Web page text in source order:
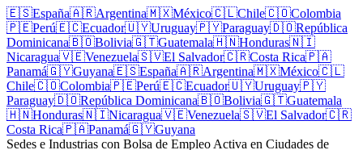
🇪🇸España🇦🇷Argentina🇲🇽México🇨🇱Chile🇨🇴Colombia
🇵🇪Perú🇪🇨Ecuador🇺🇾Uruguay🇵🇾Paraguay🇩🇴República
Dominicana🇧🇴Bolivia🇬🇹Guatemala🇭🇳Honduras🇳🇮
Nicaragua🇻🇪Venezuela🇸🇻El Salvador🇨🇷Costa Rica🇵🇦
Panamá🇬🇾Guyana🇪🇸España🇦🇷Argentina🇲🇽México🇨🇱
Chile🇨🇴Colombia🇵🇪Perú🇪🇨Ecuador🇺🇾Uruguay🇵🇾
Paraguay🇩🇴República Dominicana🇧🇴Bolivia🇬🇹Guatemala
🇭🇳Honduras🇳🇮Nicaragua🇻🇪Venezuela🇸🇻El Salvador🇨🇷
Costa Rica🇵🇦Panamá🇬🇾Guyana
Sedes e Industrias con Bolsa de Empleo Activa en Ciudades de